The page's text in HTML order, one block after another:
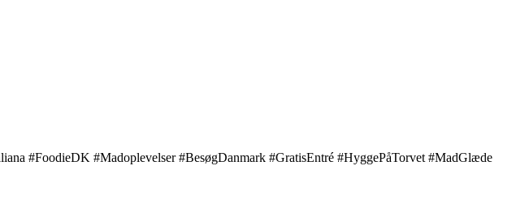
#FoodieDK #Madoplevelser #BesøgDanmark #GratisEntré #HyggePåTorvet #MadGlæde